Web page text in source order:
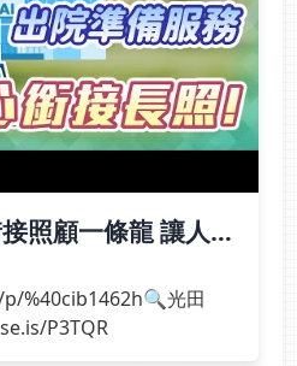
照顧一條龍 讓人好
%40cib1462h🔍光田
P3TQR